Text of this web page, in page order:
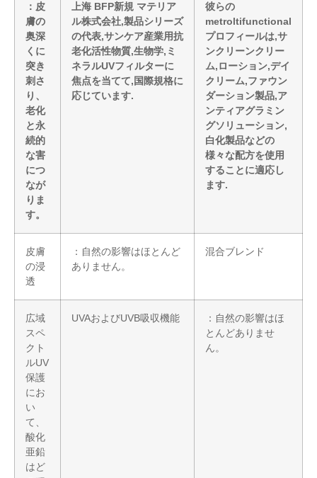
：皮
膚の
奥深
くに
突き
刺さ
り、
老化
と永
続的
な害
につ
なが
りま
す。
上海 BFP新規 マテリア
ル株式会社,製品シリーズ
の代表,サンケア産業用抗
老化活性物質,生物学,ミ
ネラルUVフィルターに
焦点を当てて,国際規格に
応じています.
彼らの
metroltifunctional
プロフィールは,サ
ンクリーンクリー
ム,ローション,デイ
クリーム,ファウン
ダーション製品,ア
ンティアグラミン
グソリューション,
白化製品などの
様々な配方を使用
することに適応し
ます.
皮膚
の浸
透
：自然の影響はほとんど
ありません。
混合ブレンド
広域
スペ
クト
ルUV
保護
にお
い
て、
酸化
亜鉛
はど
UVAおよびUVB吸収機能
：自然の影響はほ
とんどありませ
ん。